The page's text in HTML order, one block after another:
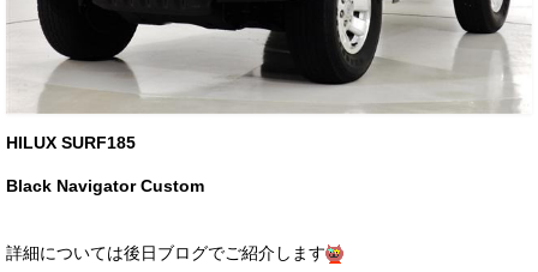
ニュース
スタッフブログ
お客様の声
電話はこちら
HILUX SURF185
Black Navigator Custom
詳細については後日ブログでご紹介します